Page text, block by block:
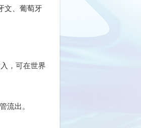
文、葡萄牙
，可在世界
流出。